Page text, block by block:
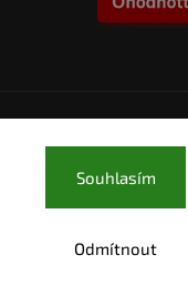
Odmítnout
Souhlasím